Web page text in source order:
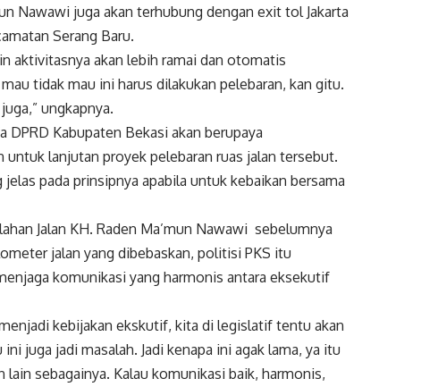
Nawawi juga akan terhubung dengan exit tol Jakarta
Serang Baru.
aktivitasnya akan lebih ramai dan otomatis
tidak mau ini harus dilakukan pelebaran, kan gitu.
ungkapnya.
Kabupaten Bekasi akan berupaya
lanjutan proyek pelebaran ruas jalan tersebut.
pada prinsipnya apabila untuk kebaikan bersama
Jalan KH. Raden Ma’mun Nawawi sebelumnya
jalan yang dibebaskan, politisi PKS itu
komunikasi yang harmonis antara eksekutif
kebijakan ekskutif, kita di legislatif tentu akan
juga jadi masalah. Jadi kenapa ini agak lama, ya itu
sebagainya. Kalau komunikasi baik, harmonis,